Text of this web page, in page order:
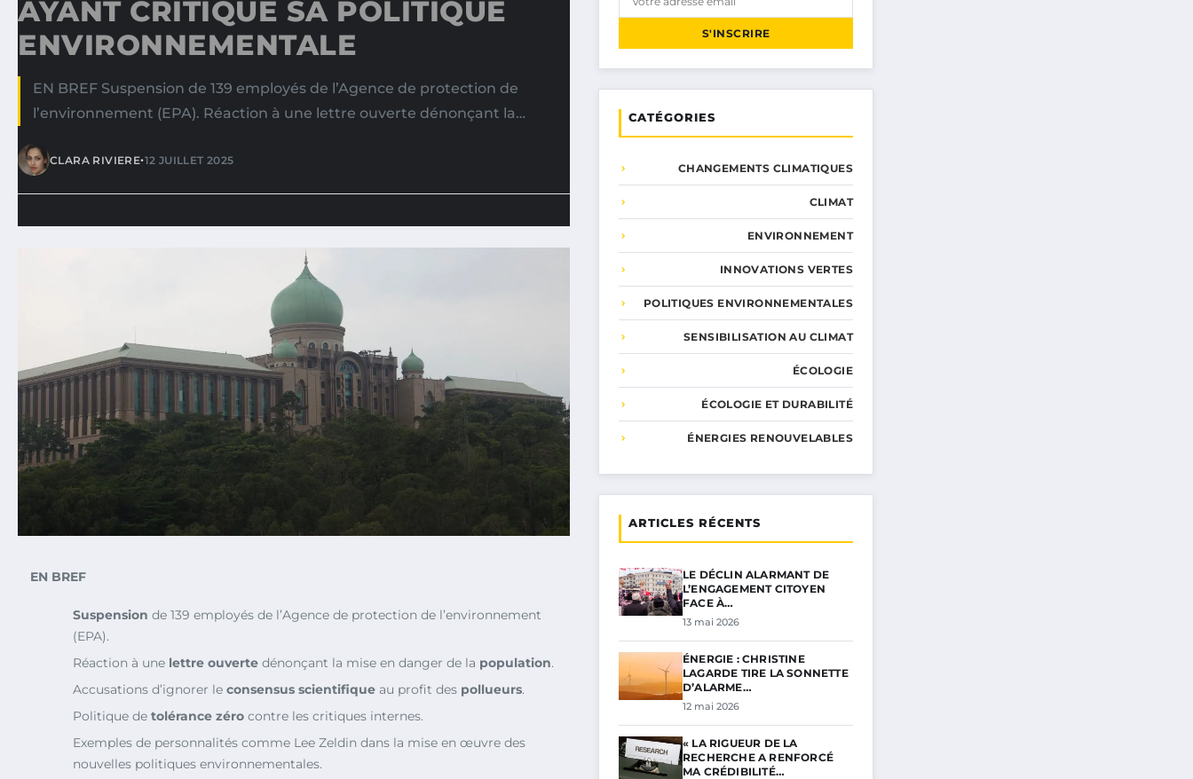
AYANT CRITIQUÉ SA POLITIQUE
ENVIRONNEMENTALE
EN BREF Suspension de 139 employés de l’Agence de protection de
l’environnement (EPA). Réaction à une lettre ouverte dénonçant la…
CLARA RIVIERE•12 JUILLET 2025
EN BREF
Suspension de 139 employés de l’Agence de protection de l’environnement
(EPA).
Réaction à une lettre ouverte dénonçant la mise en danger de la population.
Accusations d’ignorer le consensus scientifique au profit des pollueurs.
Politique de tolérance zéro contre les critiques internes.
Exemples de personnalités comme Lee Zeldin dans la mise en œuvre des
nouvelles politiques environnementales.
S'INSCRIRE
CATÉGORIES
CHANGEMENTS CLIMATIQUES
CLIMAT
ENVIRONNEMENT
INNOVATIONS VERTES
POLITIQUES ENVIRONNEMENTALES
SENSIBILISATION AU CLIMAT
ÉCOLOGIE
ÉCOLOGIE ET DURABILITÉ
ÉNERGIES RENOUVELABLES
ARTICLES RÉCENTS
LE DÉCLIN ALARMANT DE
L’ENGAGEMENT CITOYEN
FACE À…
13 mai 2026
ÉNERGIE : CHRISTINE
LAGARDE TIRE LA SONNETTE
D’ALARME…
12 mai 2026
« LA RIGUEUR DE LA
RECHERCHE A RENFORCÉ
MA CRÉDIBILITÉ…